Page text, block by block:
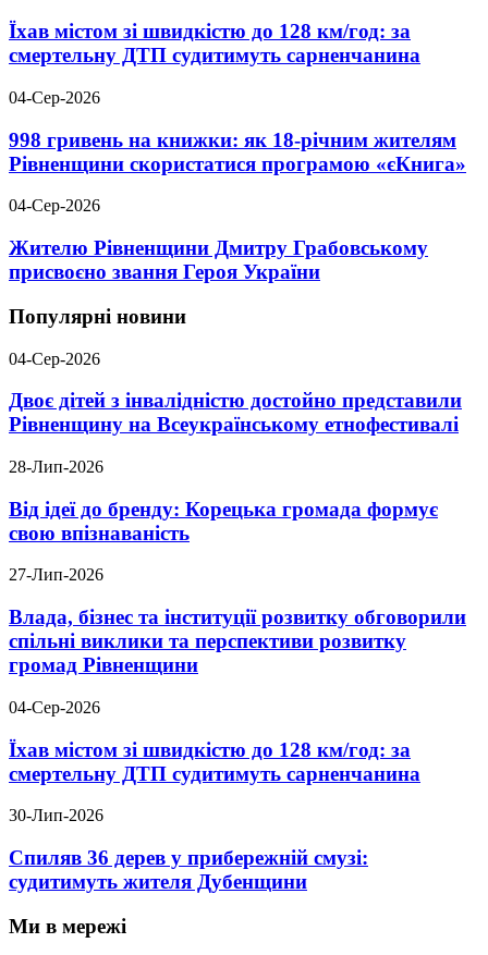
Їхав містом зі швидкістю до 128 км/год: за
смертельну ДТП судитимуть сарненчанина
04-Сер-2026
998 гривень на книжки: як 18-річним жителям
Рівненщини скористатися програмою «єКнига»
04-Сер-2026
Жителю Рівненщини Дмитру Грабовському
присвоєно звання Героя України
Популярні новини
04-Сер-2026
Двоє дітей з інвалідністю достойно представили
Рівненщину на Всеукраїнському етнофестивалі
28-Лип-2026
Від ідеї до бренду: Корецька громада формує
свою впізнаваність
27-Лип-2026
Влада, бізнес та інституції розвитку обговорили
спільні виклики та перспективи розвитку
громад Рівненщини
04-Сер-2026
Їхав містом зі швидкістю до 128 км/год: за
смертельну ДТП судитимуть сарненчанина
30-Лип-2026
Спиляв 36 дерев у прибережній смузі:
судитимуть жителя Дубенщини
Ми в мережі